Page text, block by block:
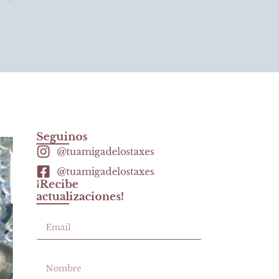
Seguinos
@tuamigadelostaxes
@tuamigadelostaxes
¡Recibe
actualizaciones!